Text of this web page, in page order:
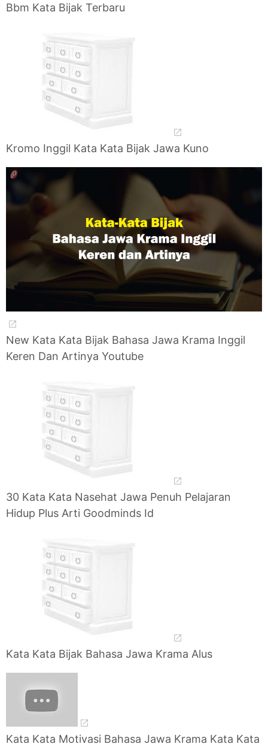
Bbm Kata Bijak Terbaru
Kromo Inggil Kata Kata Bijak Jawa Kuno
New Kata Kata Bijak Bahasa Jawa Krama Inggil
Keren Dan Artinya Youtube
30 Kata Kata Nasehat Jawa Penuh Pelajaran
Hidup Plus Arti Goodminds Id
Kata Kata Bijak Bahasa Jawa Krama Alus
Kata Kata Motivasi Bahasa Jawa Krama Kata Kata